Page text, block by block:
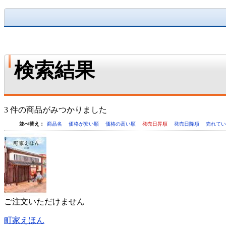
検索結果
3 件の商品がみつかりました
並べ替え： 商品名 価格が安い順 価格の高い順 発売日昇順 発売日降順 売れて
ご注文いただけません
町家えほん